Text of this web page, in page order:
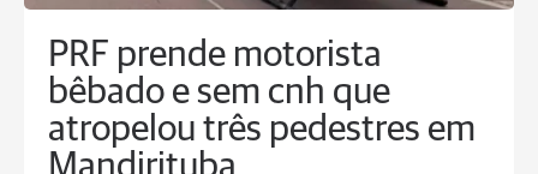
PRF prende motorista
bêbado e sem cnh que
atropelou três pedestres em